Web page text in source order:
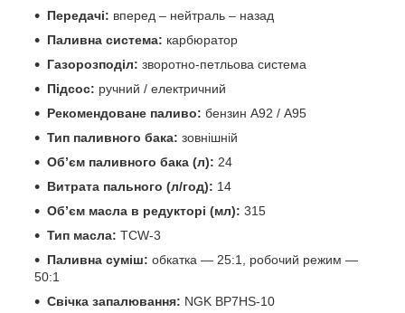
Передачі: вперед – нейтраль – назад
Паливна система: карбюратор
Газорозподіл: зворотно-петльова система
Підсос: ручний / електричний
Рекомендоване паливо: бензин А92 / А95
Тип паливного бака: зовнішній
Об’єм паливного бака (л): 24
Витрата пального (л/год): 14
Об’єм масла в редукторі (мл): 315
Тип масла: TCW-3
Паливна суміш: обкатка — 25:1, робочий режим —
50:1
Свічка запалювання: NGK BP7HS-10